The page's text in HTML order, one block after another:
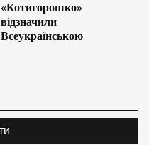
«Котигорошко»
відзначили
Всеукраїнською